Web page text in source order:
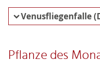
Venusfliegenfalle
Pflanze des